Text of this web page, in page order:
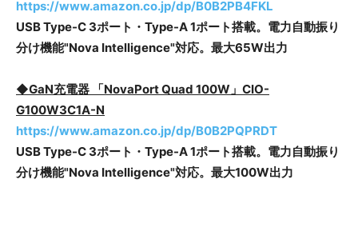
https://www.amazon.co.jp/dp/B0B2PB4FKL
USB Type-C 3ポート・Type-A 1ポート搭載。電力自動振り
分け機能"Nova Intelligence"対応。最大65W出力
◆GaN充電器 「NovaPort Quad 100W」CIO-
G100W3C1A-N
https://www.amazon.co.jp/dp/B0B2PQPRDT
USB Type-C 3ポート・Type-A 1ポート搭載。電力自動振り
分け機能"Nova Intelligence"対応。最大100W出力